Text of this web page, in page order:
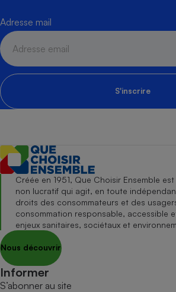
Adresse mail
S'inscrire
Créée en 1951, Que Choisir Ensemble
non lucratif qui agit, en toute
droits des consommateurs et des
consommation responsable, accessible
enjeux sanitaires, sociétaux et
Nous découvrir
Informer
S’abonner au site